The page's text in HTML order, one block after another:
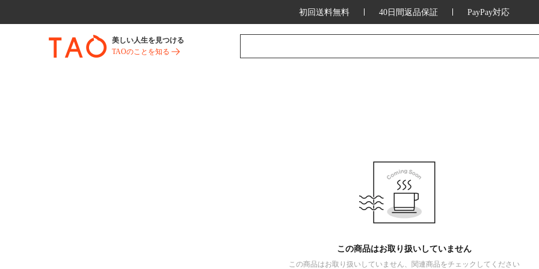
初回送料無料 40日間返品保証 PayPay対応
美しい人生を見つける
TAOのことを知る
この商品はお取り扱いしていません
この商品はお取り扱いしていません、関連商品をチェックしてください